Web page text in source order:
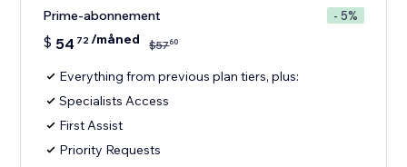
Prime-abonnement - 5%
$ 54 72/måned $5760
Everything from previous plan tiers, plus:
Specialists Access
First Assist
Priority Requests